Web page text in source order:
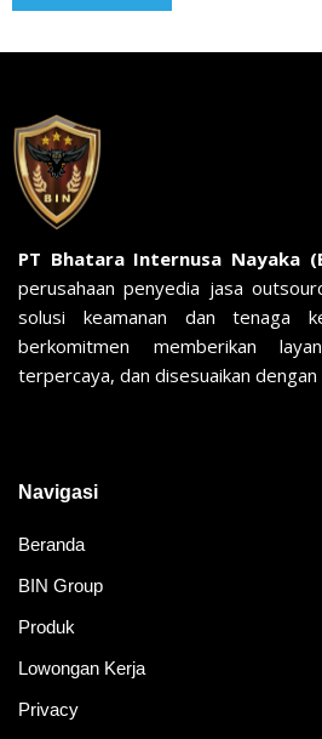
PT Bhatara Internusa Nayaka
perusahaan penyedia jasa
solusi keamanan dan tenaga
berkomitmen memberikan
terpercaya, dan disesuaikan
Navigasi
Beranda
BIN Group
Produk
Lowongan Kerja
Privacy